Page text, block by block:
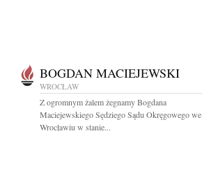
BOGDAN MACIEJEWSKI
WROCŁAW
Z ogromnym żalem żegnamy Bogdana
Maciejewskiego Sędziego Sądu Okręgowego we
Wrocławiu w stanie...